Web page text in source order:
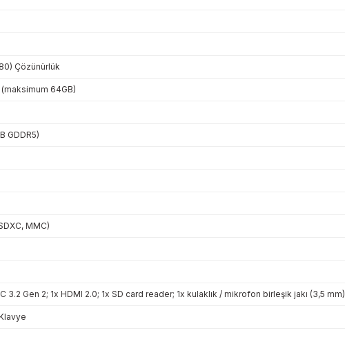
Çözünürlük
(maksimum 64GB)
GDDR5)
MMC)
3.2 Gen 2; 1x HDMI 2.0; 1x SD card reader; 1x kulaklık / mikrofon birleşik jakı (3,5 mm)